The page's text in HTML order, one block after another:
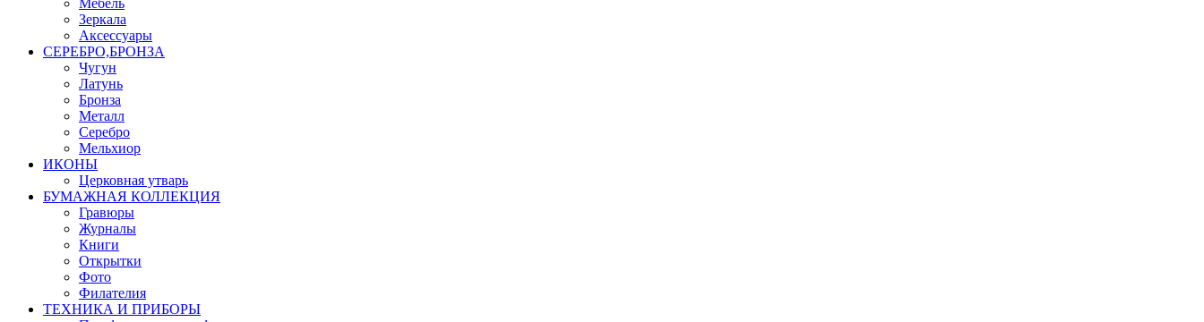
Мебель
Зеркала
Аксессуары
СЕРЕБРО,БРОНЗА
Чугун
Латунь
Бронза
Металл
Серебро
Мельхиор
ИКОНЫ
Церковная утварь
БУМАЖНАЯ КОЛЛЕКЦИЯ
Гравюры
Журналы
Книги
Открытки
Фото
Филателия
ТЕХНИКА И ПРИБОРЫ